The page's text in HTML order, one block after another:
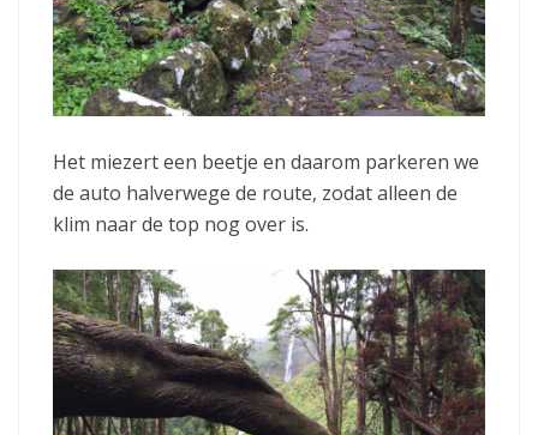
Het miezert een beetje en daarom parkeren we
de auto halverwege de route, zodat alleen de
klim naar de top nog over is.